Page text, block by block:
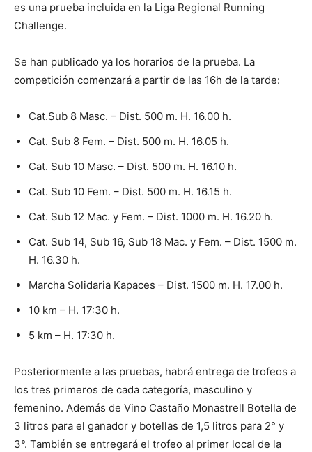
es una prueba incluida en la Liga Regional Running
Challenge.
Se han publicado ya los horarios de la prueba. La
competición comenzará a partir de las 16h de la tarde:
Cat.Sub 8 Masc. – Dist. 500 m. H. 16.00 h.
Cat. Sub 8 Fem. – Dist. 500 m. H. 16.05 h.
Cat. Sub 10 Masc. – Dist. 500 m. H. 16.10 h.
Cat. Sub 10 Fem. – Dist. 500 m. H. 16.15 h.
Cat. Sub 12 Mac. y Fem. – Dist. 1000 m. H. 16.20 h.
Cat. Sub 14, Sub 16, Sub 18 Mac. y Fem. – Dist. 1500 m.
H. 16.30 h.
Marcha Solidaria Kapaces – Dist. 1500 m. H. 17.00 h.
10 km – H. 17:30 h.
5 km – H. 17:30 h.
Posteriormente a las pruebas, habrá entrega de trofeos a
los tres primeros de cada categoría, masculino y
femenino. Además de Vino Castaño Monastrell Botella de
3 litros para el ganador y botellas de 1,5 litros para 2° y
3°. También se entregará el trofeo al primer local de la